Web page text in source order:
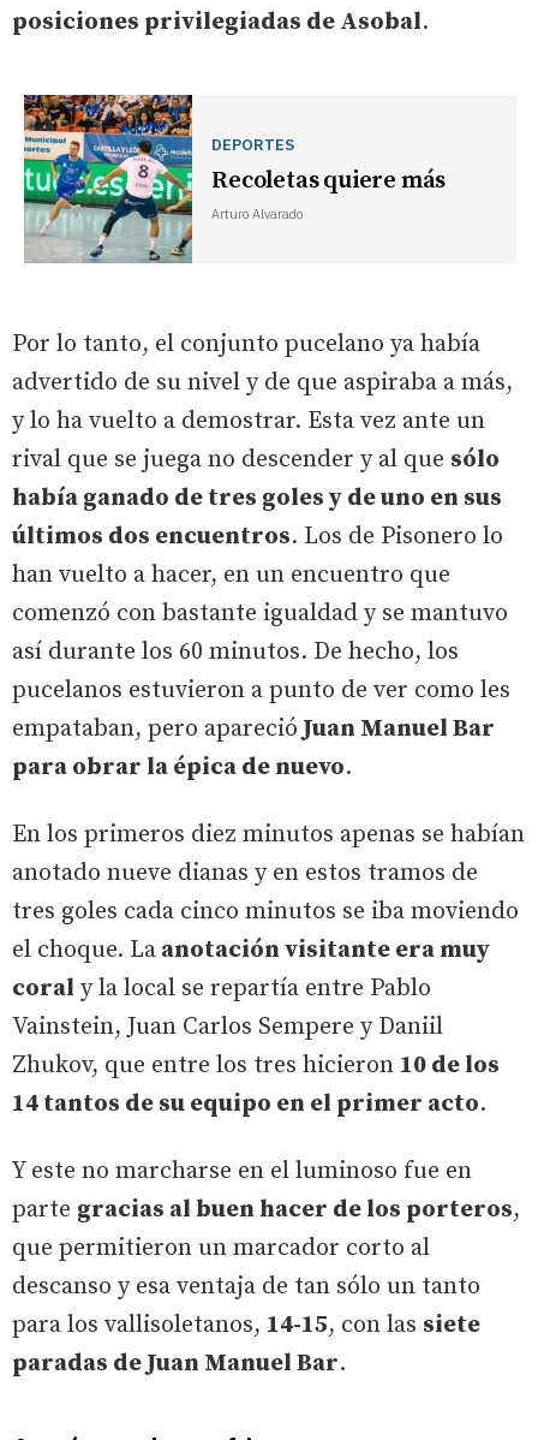
posiciones privilegiadas de Asobal.
DEPORTES
Recoletas quiere más
Arturo Alvarado
Por lo tanto, el conjunto pucelano ya había
advertido de su nivel y de que aspiraba a más,
y lo ha vuelto a demostrar. Esta vez ante un
rival que se juega no descender y al que sólo
había ganado de tres goles y de uno en sus
últimos dos encuentros. Los de Pisonero lo
han vuelto a hacer, en un encuentro que
comenzó con bastante igualdad y se mantuvo
así durante los 60 minutos. De hecho, los
pucelanos estuvieron a punto de ver como les
empataban, pero apareció Juan Manuel Bar
para obrar la épica de nuevo.
En los primeros diez minutos apenas se habían
anotado nueve dianas y en estos tramos de
tres goles cada cinco minutos se iba moviendo
el choque. La anotación visitante era muy
coral y la local se repartía entre Pablo
Vainstein, Juan Carlos Sempere y Daniil
Zhukov, que entre los tres hicieron 10 de los
14 tantos de su equipo en el primer acto.
Y este no marcharse en el luminoso fue en
parte gracias al buen hacer de los porteros,
que permitieron un marcador corto al
descanso y esa ventaja de tan sólo un tanto
para los vallisoletanos, 14-15, con las siete
paradas de Juan Manuel Bar.